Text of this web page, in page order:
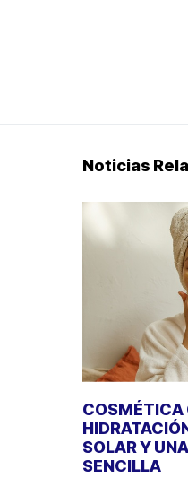
Noticias
COSMÉTICA
SOLAR Y
SENCILLA